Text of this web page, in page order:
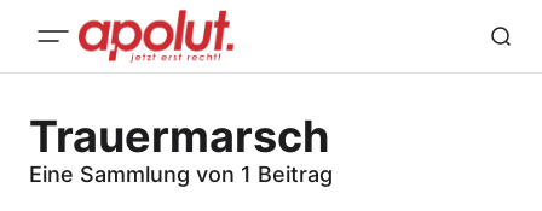
Trauermarsch
Eine Sammlung von 1 Beitrag